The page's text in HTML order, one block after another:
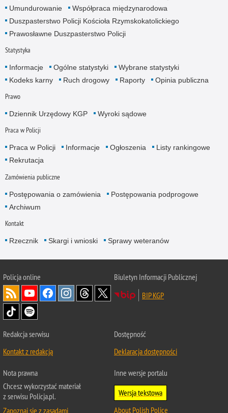
Umundurowanie
Współpraca międzynarodowa
Duszpasterstwo Policji Kościoła Rzymskokatolickiego
Prawosławne Duszpasterstwo Policji
Statystyka
Informacje Ogólne statystyki
Wybrane statystyki
Kodeks karny
Ruch drogowy Raporty Opinia publiczna
Prawo
Dziennik Urzędowy KGP Wyroki sądowe
Praca w Policji
Praca w Policji Informacje Ogłoszenia
Listy rankingowe
Rekrutacja
Zamówienia publiczne
Postępowania o zamówienia
Postępowania podprogowe
Archiwum
Kontakt
Rzecznik Skargi i wnioski Sprawy weteranów
Policjaonline
Biuletyn Informacji Publicznej
BIP KGP
Redakcja serwisu
Kontakt z redakcją
Dostępność
Deklaracja dostępności
Nota prawna
Chcesz wykorzystać materiał
z serwisu Policja.pl.
Zapoznaj się z zasadami
Inne wersje portalu
Wersja tekstowa
About Polish Police